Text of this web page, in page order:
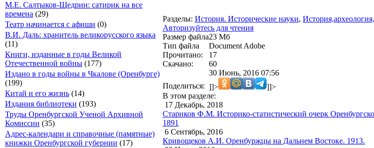
М.Е. Салтыков-Щедрин: сатирик на все
времена (29)
Театр начинается с афиши (0)
В.И. Даль: хранитель великорусского языка
(11)
Книги, изданные в годы Великой
Отечественной войны (177)
Издано в годы войны в Чкалове (Оренбурге)
(199)
Китай и его жизнь (14)
Издания библиотеки (193)
Труды Оренбургской Ученой Архивной
Комиссии (35)
Адрес-календари и справочные (памятные)
книжки Оренбургской губернии (17)
Разделы: История. Исторические науки,
Авторизуйтесь для чтения
Размер файла23 Мб
Тип файла
Document Adobe
Прочитано:
17
Скачано:
60
30 Июнь, 2016 07:56
Поделиться: ]]>
]]>
В этом разделе:
17 Декабрь, 2018
Стариков Ф.М. Историко-статистический очерк
1891
6 Сентябрь, 2016
Кривощеков А.И. Оренбуржцы на Дальнем Востоке. 1913.